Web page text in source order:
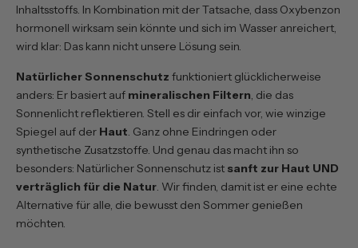
Inhaltsstoffs. In Kombination mit der Tatsache, dass Oxybenzon
hormonell wirksam sein könnte und sich im Wasser anreichert,
wird klar: Das kann nicht unsere Lösung sein.
Natürlicher Sonnenschutz funktioniert glücklicherweise
anders: Er basiert auf mineralischen Filtern, die das
Sonnenlicht reflektieren. Stell es dir einfach vor, wie winzige
Spiegel auf der Haut. Ganz ohne Eindringen oder
synthetische Zusatzstoffe. Und genau das macht ihn so
besonders: Natürlicher Sonnenschutz ist sanft zur Haut UND
verträglich für die Natur. Wir finden, damit ist er eine echte
Alternative für alle, die bewusst den Sommer genießen
möchten.